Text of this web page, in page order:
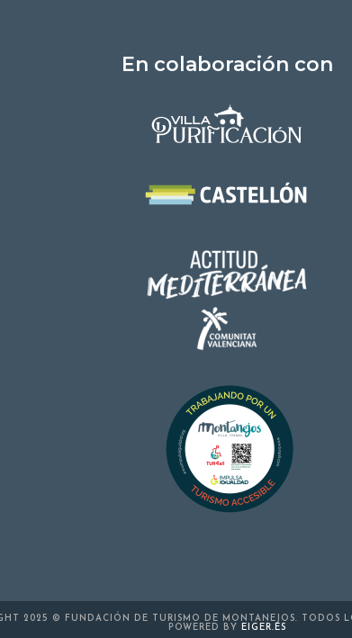
En colaboración con
2025 © FUNDACIÓN DE TURISMO DE MONTANEJOS. TODOS
POWERED BY
EIGER.ES